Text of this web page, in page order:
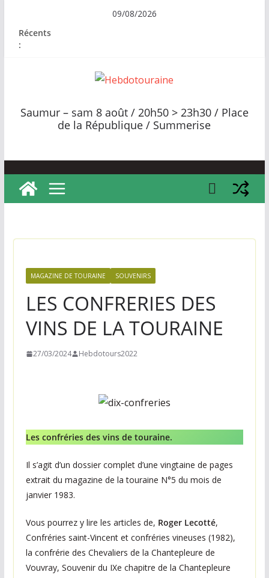
contenu
09/08/2026
Récents
:
e
b
o
t
u
a
n
,
v
s
d
e
s
s
o
i
e
Saumur – sam 8 août / 20h50 > 23h30 / Place
de la République / Summerise
MAGAZINE DE TOURAINE SOUVENIRS
LES CONFRERIES DES
VINS DE LA TOURAINE
27/03/2024 Hebdotours2022
Les confréries des vins de touraine.
Il s’agit d’un dossier complet d’une vingtaine de pages
extrait du magazine de la touraine N°5 du mois de
janvier 1983.
Vous pourrez y lire les articles de, Roger Lecotté,
Confréries saint-Vincent et confréries vineuses (1982),
la confrérie des Chevaliers de la Chantepleure de
Vouvray, Souvenir du IXe chapitre de la Chantepleure